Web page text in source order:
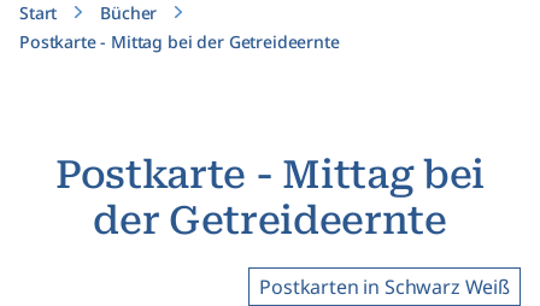
Start
Bücher
Postkarte - Mittag bei der Getreideernte
Postkarte - Mittag bei
der Getreideernte
Postkarten in Schwarz Weiß